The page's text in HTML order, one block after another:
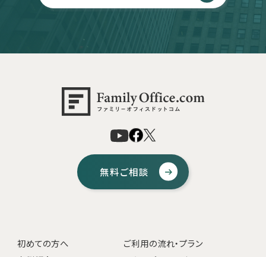
無料ご相談
初めての方へ
ご利用の流れ・プラン